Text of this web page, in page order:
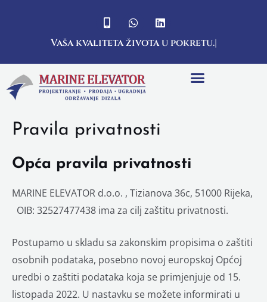
Vaša kvaliteta života u pokretu.
Pravila privatnosti
Opća pravila privatnosti
MARINE ELEVATOR d.o.o. , Tizianova 36c, 51000 Rijeka,
OIB: 32527477438 ima za cilj zaštitu privatnosti.
Postupamo u skladu sa zakonskim propisima o zaštiti
osobnih podataka, posebno novoj europskoj Općoj
uredbi o zaštiti podataka koja se primjenjuje od 15.
listopada 2022. U nastavku se možete informirati u